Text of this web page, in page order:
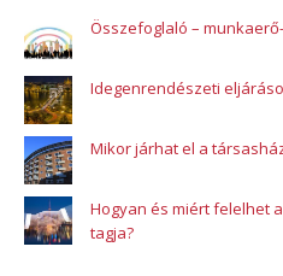
Összefoglaló –
Idegenrendészeti
Mikor járhat el a
Hogyan és miért felelhet
tagja?